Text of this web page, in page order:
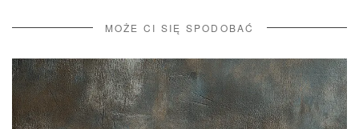
MOŻE CI SIĘ SPODOBAĆ